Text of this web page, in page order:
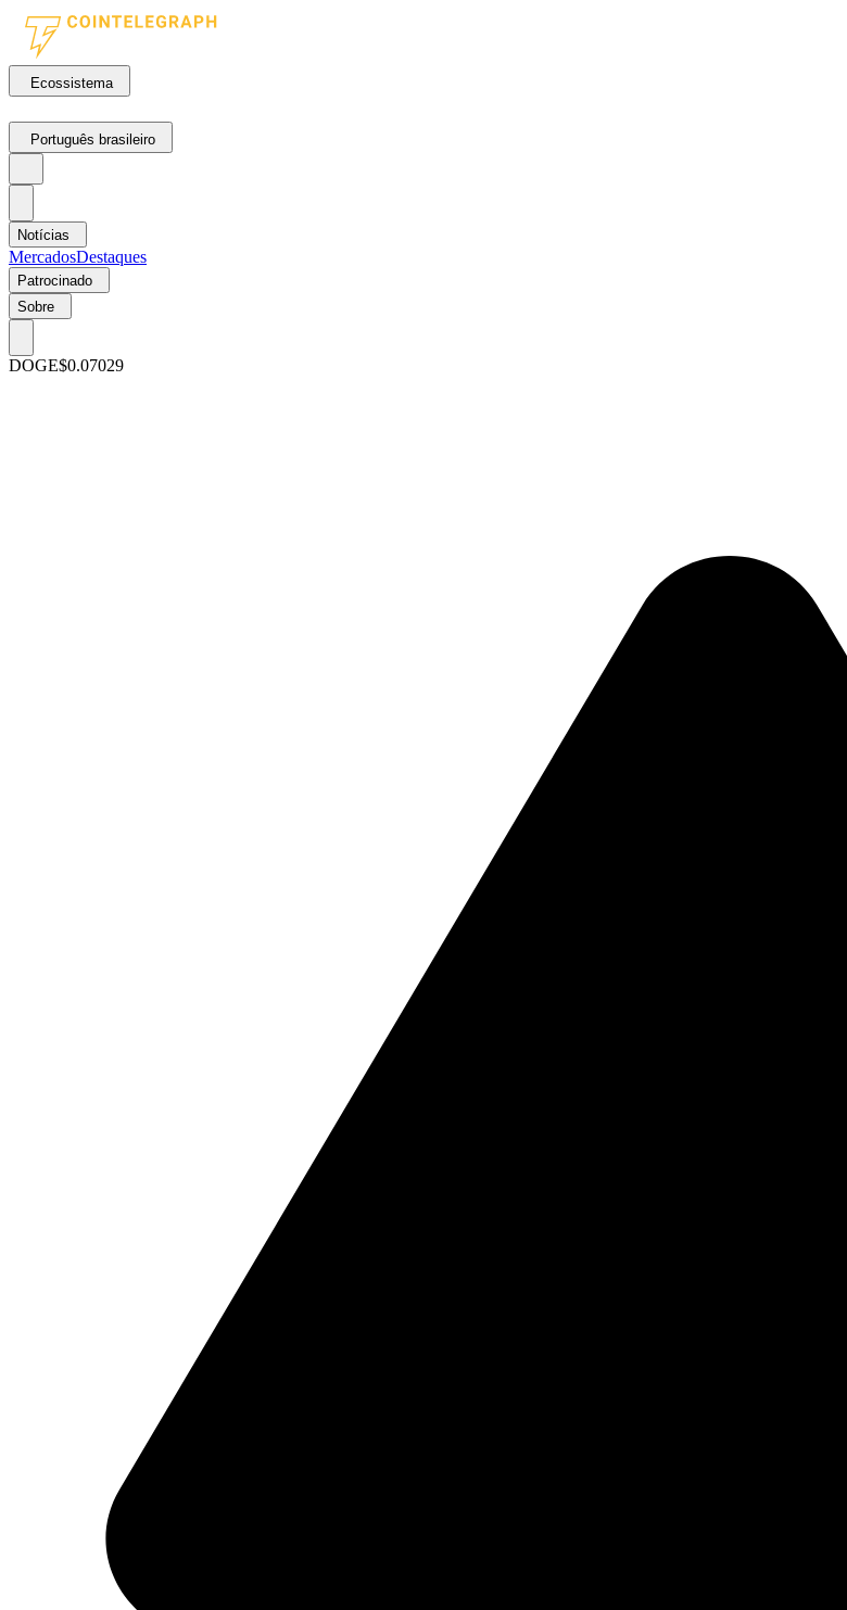
Ecossistema
Português brasileiro
Notícias
MercadosDestaques
Patrocinado
Sobre
DOGE$0.07029